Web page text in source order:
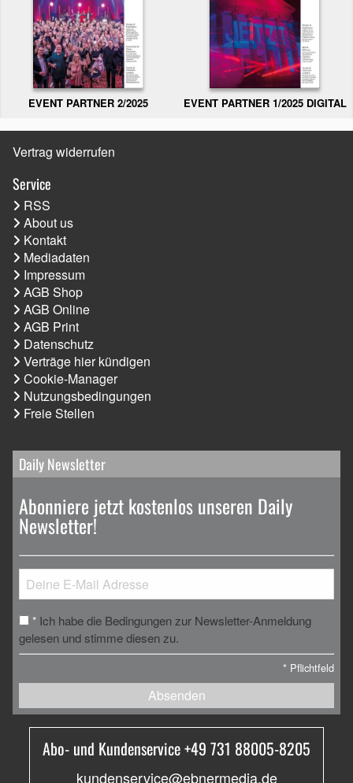
EVENT PARTNER 2/2025 EVENT PARTNER 1/2025 DIGITAL
Vertrag widerrufen
Service
RSS
About us
Kontakt
Mediadaten
Impressum
AGB Shop
AGB Online
AGB Print
Datenschutz
Verträge hier kündigen
Cookie-Manager
Nutzungsbedingungen
Freie Stellen
Daily Newsletter
Abonniere jetzt kostenlos unseren Daily
Newsletter!
* Ich habe die Bedingungen zur Newsletter-Anmeldung
gelesen und stimme diesen zu.
* Pflichtfeld
Absenden
Abo- und Kundenservice +49 731 88005-8205
kundenservice@ebnermedia.de